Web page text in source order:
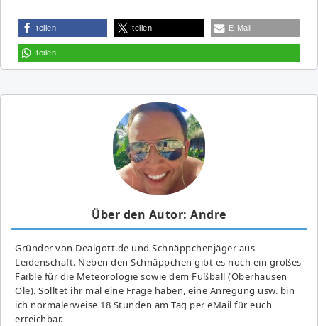
teilen teilen E-Mail
teilen
Über den Autor: Andre
Gründer von Dealgott.de und Schnäppchenjäger aus
Leidenschaft. Neben den Schnäppchen gibt es noch ein großes
Fai­ble für die Meteorologie sowie dem Fußball (Oberhausen
Ole). Solltet ihr mal eine Frage haben, eine Anregung usw. bin
ich normalerweise 18 Stunden am Tag per eMail für euch
erreichbar.